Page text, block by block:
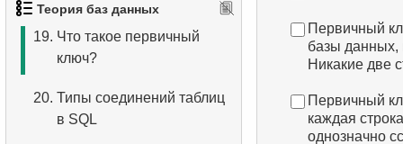
Теория баз данных
19. Что такое первичный
ключ?
20. Типы соединений таблиц
в SQL
Первичный
базы данных,
Никакие две
Первичный
каждая
однозначно